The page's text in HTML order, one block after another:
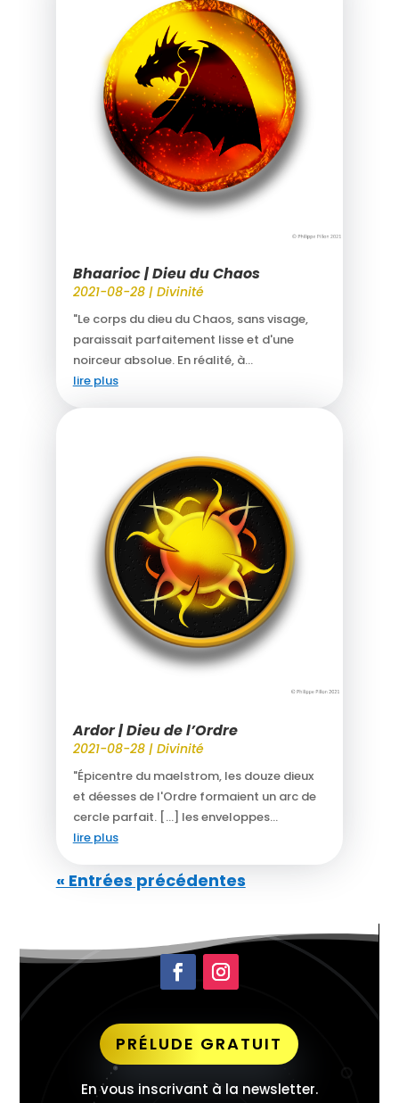
Bhaarioc | Dieu du Chaos
2021-08-28| Divinité
"Le corps du dieu du Chaos, sans visage,
paraissait parfaitement lisse et d'une
noirceur absolue. En réalité, à...
lire plus
Ardor | Dieu de l’Ordre
2021-08-28| Divinité
"Épicentre du maelstrom, les douze dieux
et déesses de l'Ordre formaient un arc de
cercle parfait. […] les enveloppes...
lire plus
« Entrées précédentes
PRÉLUDE GRATUIT
En vous inscrivant à la newsletter.